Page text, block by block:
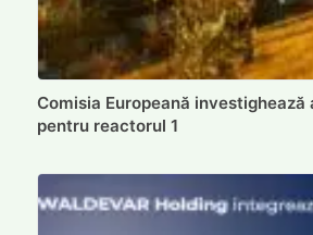
Comisia Europeană
pentru reactorul 1